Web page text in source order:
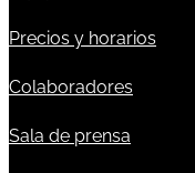
Precios y horarios
Colaboradores
Sala de prensa